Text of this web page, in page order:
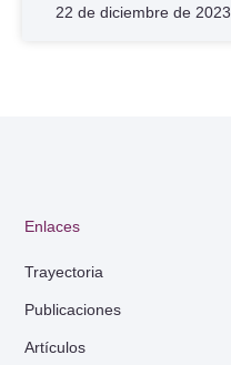
22 de diciembre de 2023
Enlaces
Trayectoria
Publicaciones
Artículos